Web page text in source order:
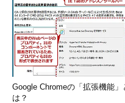
この仮定をもとに現時点で
う。
以下、大文字は暗号、小文
「OFFT://YYY」の部分である
O →h
Google Chromeの「拡張機能」
は？